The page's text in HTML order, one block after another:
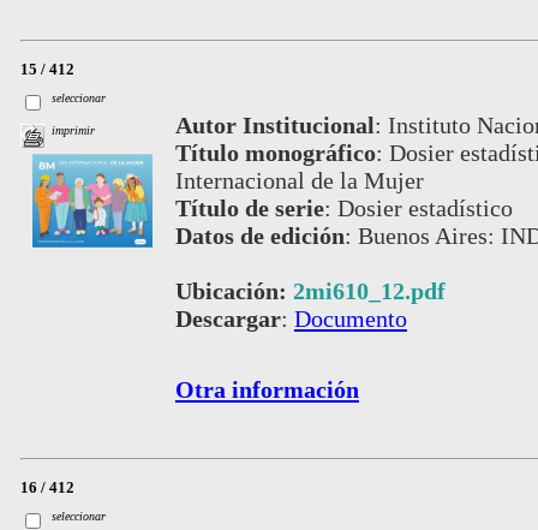
15 / 412
seleccionar
imprimir Autor Institucional: Instituto
Título monográfico: Dosier
Internacional de la Mujer
Título de serie: Dosier estadístico
Datos de edición: Buenos Aires:
Ubicación: 2mi610_12.pdf
Descargar: Documento
Otra información
16 / 412
seleccionar